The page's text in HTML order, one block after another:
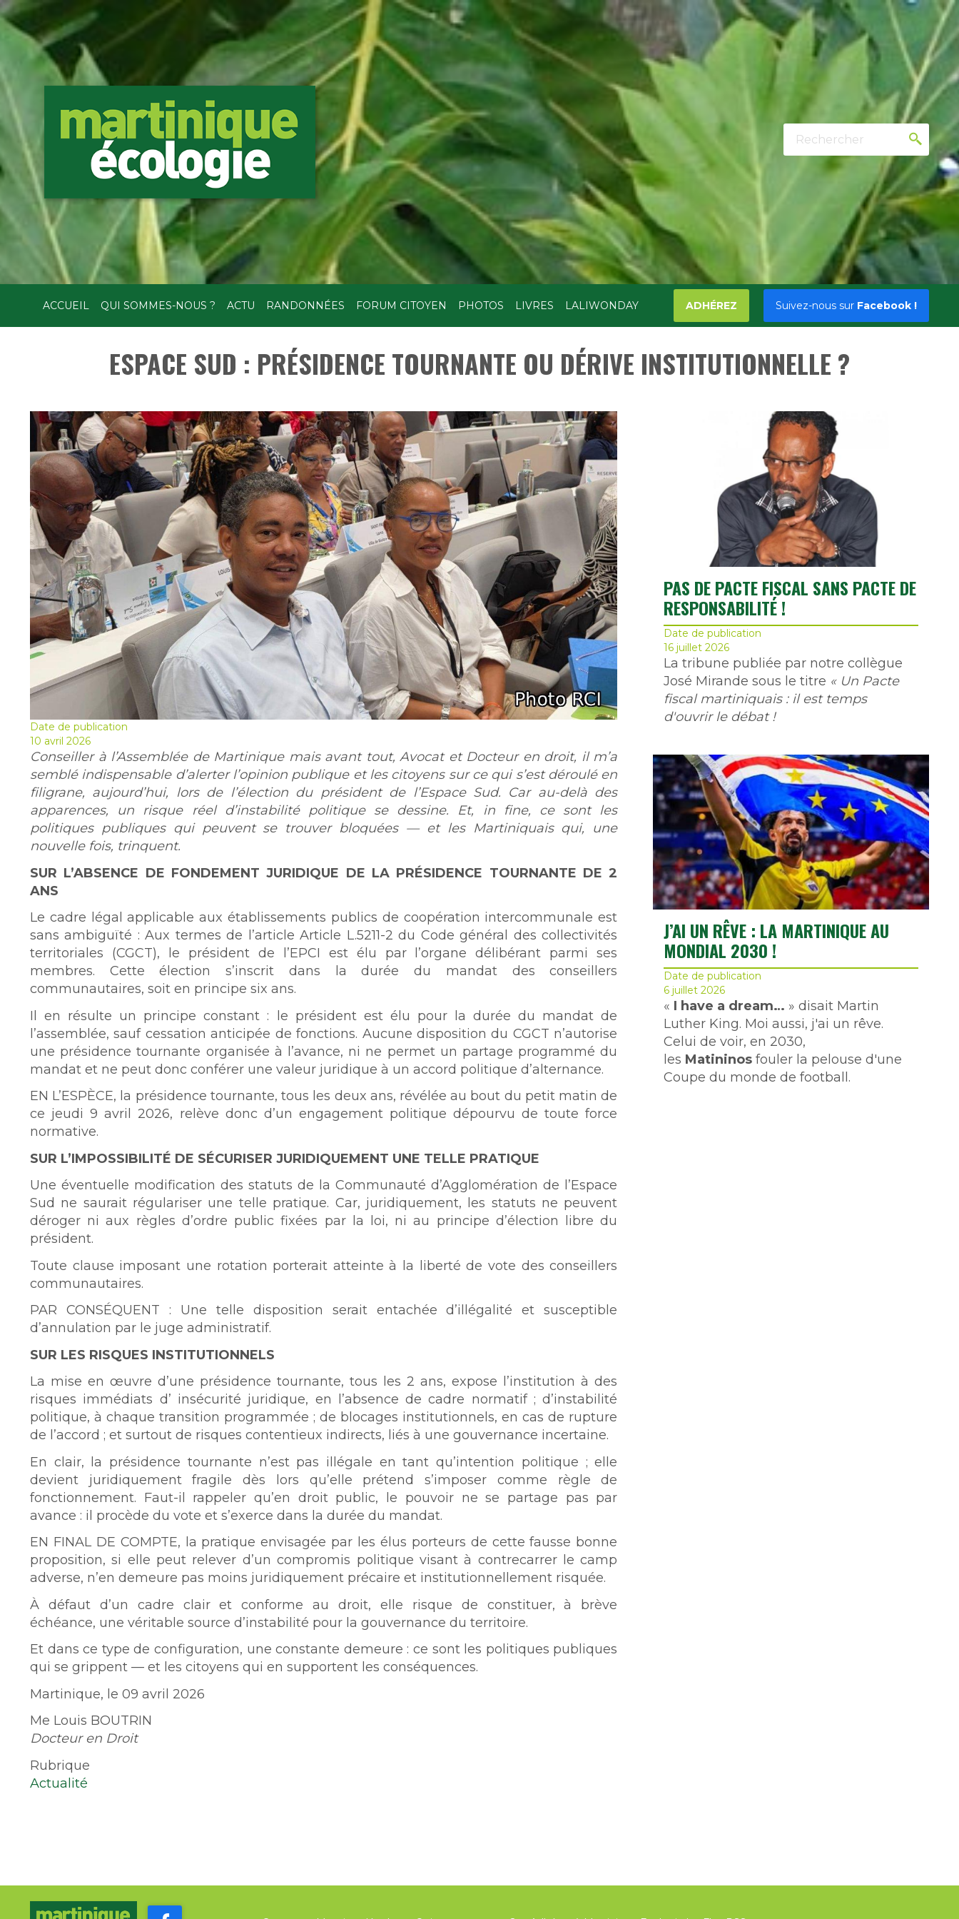
Rechercher
ACCUEIL QUI SOMMES-NOUS ? ACTU RANDONNÉES FORUM CITOYEN PHOTOS LIVRES LALIWONDAY Suivez-nous sur Facebook !
ADHÉREZ
ESPACE SUD : PRÉSIDENCE TOURNANTE OU DÉRIVE INSTITUTIONNELLE ?
Date de publication
10 avril 2026
Conseiller à l’Assemblée de Martinique mais avant tout, Avocat et Docteur en droit, il m’a
semblé indispensable d’alerter l’opinion publique et les citoyens sur ce qui s’est déroulé en
filigrane, aujourd’hui, lors de l’élection du président de l’Espace Sud. Car au-delà des
apparences, un risque réel d’instabilité politique se dessine. Et, in fine, ce sont les
politiques publiques qui peuvent se trouver bloquées — et les Martiniquais qui, une
nouvelle fois, trinquent.
SUR L’ABSENCE DE FONDEMENT JURIDIQUE DE LA PRÉSIDENCE TOURNANTE DE 2
ANS
Le cadre légal applicable aux établissements publics de coopération intercommunale est
sans ambiguïté : Aux termes de l’article Article L.5211-2 du Code général des collectivités
territoriales (CGCT), le président de l’EPCI est élu par l’organe délibérant parmi ses
membres. Cette élection s’inscrit dans la durée du mandat des conseillers
communautaires, soit en principe six ans.
Il en résulte un principe constant : le président est élu pour la durée du mandat de
l’assemblée, sauf cessation anticipée de fonctions. Aucune disposition du CGCT n’autorise
une présidence tournante organisée à l’avance, ni ne permet un partage programmé du
mandat et ne peut donc conférer une valeur juridique à un accord politique d’alternance.
EN L’ESPÈCE, la présidence tournante, tous les deux ans, révélée au bout du petit matin de
ce jeudi 9 avril 2026, relève donc d’un engagement politique dépourvu de toute force
normative.
SUR L’IMPOSSIBILITÉ DE SÉCURISER JURIDIQUEMENT UNE TELLE PRATIQUE
Une éventuelle modification des statuts de la Communauté d’Agglomération de l’Espace
Sud ne saurait régulariser une telle pratique. Car, juridiquement, les statuts ne peuvent
déroger ni aux règles d’ordre public fixées par la loi, ni au principe d’élection libre du
président.
Toute clause imposant une rotation porterait atteinte à la liberté de vote des conseillers
communautaires.
PAR CONSÉQUENT : Une telle disposition serait entachée d’illégalité et susceptible
d’annulation par le juge administratif.
SUR LES RISQUES INSTITUTIONNELS
La mise en œuvre d’une présidence tournante, tous les 2 ans, expose l’institution à des
risques immédiats d’ insécurité juridique, en l’absence de cadre normatif ; d’instabilité
politique, à chaque transition programmée ; de blocages institutionnels, en cas de rupture
de l’accord ; et surtout de risques contentieux indirects, liés à une gouvernance incertaine.
En clair, la présidence tournante n’est pas illégale en tant qu’intention politique ; elle
devient juridiquement fragile dès lors qu’elle prétend s’imposer comme règle de
fonctionnement. Faut-il rappeler qu’en droit public, le pouvoir ne se partage pas par
avance : il procède du vote et s’exerce dans la durée du mandat.
EN FINAL DE COMPTE, la pratique envisagée par les élus porteurs de cette fausse bonne
proposition, si elle peut relever d’un compromis politique visant à contrecarrer le camp
adverse, n’en demeure pas moins juridiquement précaire et institutionnellement risquée.
À défaut d’un cadre clair et conforme au droit, elle risque de constituer, à brève
échéance, une véritable source d’instabilité pour la gouvernance du territoire.
Et dans ce type de configuration, une constante demeure : ce sont les politiques publiques
qui se grippent — et les citoyens qui en supportent les conséquences.
Martinique, le 09 avril 2026
Me Louis BOUTRIN
Docteur en Droit
Rubrique
Actualité
PAS DE PACTE FISCAL SANS PACTE DE
RESPONSABILITÉ !
Date de publication
16 juillet 2026
La tribune publiée par notre collègue
José Mirande sous le titre « Un Pacte
fiscal martiniquais : il est temps
d'ouvrir le débat !
J’AI UN RÊVE : LA MARTINIQUE AU
MONDIAL 2030 !
Date de publication
6 juillet 2026
« I have a dream… » disait Martin
Luther King. Moi aussi, j'ai un rêve.
Celui de voir, en 2030,
les Matininos fouler la pelouse d'une
Coupe du monde de football.